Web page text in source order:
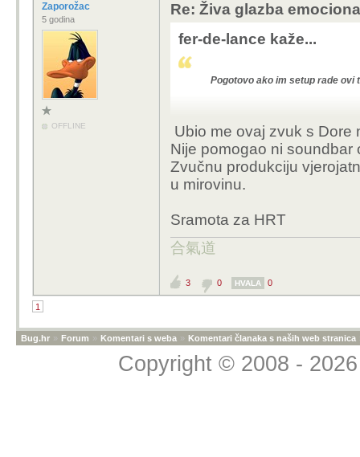
To nema apsolutno veze s tim,
ocajna niti je mjerilo icega!
HIFIsti imaju drugi problem
..
Zaporožac
5 godina
OFFLINE
Re: Živa glazba
fer-de-lance kaže...
Pogotovo ako im setup rade ovi
Ubio me ovaj zvuk s Dore
Nije pomogao ni soundbar
Zvučnu produkciju
u mirovinu.
Sramota za HRT
合氣道
3 0 HVALA 0
1
Bug.hr » Forum » Komentari s weba » Komentari članaka s naših web stranica
Copyright © 2008 -